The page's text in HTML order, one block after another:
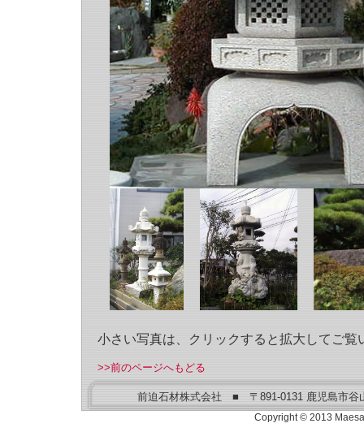
小さい写真は、クリックすると拡大してご覧
>>前のページへもどる
前迫石材株式会社 ■ 〒891-0131 鹿児島市谷
Copyright © 2013